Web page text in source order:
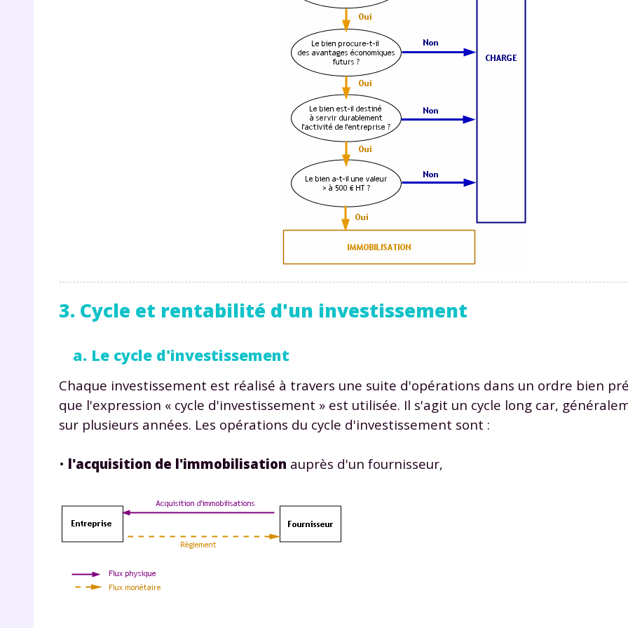
3. Cycle et rentabilité d'un investissement
a. Le cycle d'investissement
Chaque investissement est réalisé à travers une suite d'opérations dans un ordre bien
que l'expression « cycle d'investissement » est utilisée. Il s'agit un cycle long car,
sur plusieurs années. Les opérations du cycle d'investissement sont :
• l'acquisition de l'immobilisation auprès d'un fournisseur,
de vos données personnelles et pour exercer vos droits, vous pouvez
notre charte